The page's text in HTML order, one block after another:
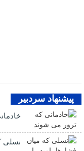
پیشنهاد سردبیر
نسلی